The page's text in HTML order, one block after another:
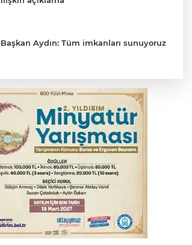
Başkan Aydın: Tüm imkanları sunuyoruz
Başkan Dalgıç: Denizler halkındır
Bursa'da akıma kapılan mühendis ağır
yaralandı
Bursa'da kontrolden çıkan araç orta
refüje çıktı
Bursa'da tavuk çiftliğinde yangın